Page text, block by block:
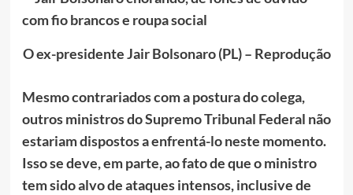
O ex-presidente Jair Bolsonaro (PL) – Reprodução
Mesmo contrariados com a postura do colega,
outros ministros do Supremo Tribunal Federal não
estariam dispostos a enfrentá-lo neste momento.
Isso se deve, em parte, ao fato de que o ministro
tem sido alvo de ataques intensos, inclusive de